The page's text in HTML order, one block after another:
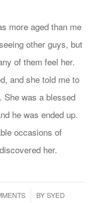
more aged than me
other guys, but
of them feel her.
and she told me to
She was a blessed
he was ended up.
occasions of
her.
BY SYED